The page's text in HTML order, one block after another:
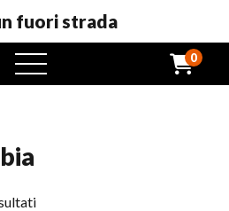
fuori strada
Menu
aperto
0
Ordinato